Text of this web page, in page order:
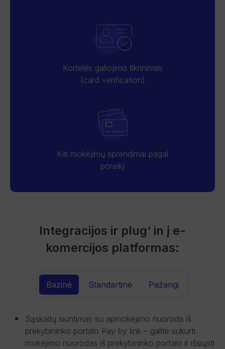
Kortelės galiojimo tikrinimas
(card verification)
Kiti mokėjimų sprendimai pagal
poreikį
Integracijos ir plug‘ in į e-
komercijos platformas:
Bazinė Standartinė Pažangi
Sąskaitų siuntimas su apmokėjimo nuoroda iš
prekybininko portalo Pay by link – galite sukurti
mokėjimo nuorodas iš prekybininko portalo ir išsiųsti